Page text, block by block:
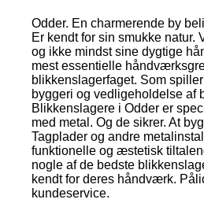
Odder. En charmerende by
Er kendt for sin smukke natur.
og ikke mindst sine dygtige
mest essentielle
blikkenslagerfaget. Som
byggeri og vedligeholdelse af
Blikkenslagere i Odder er
med metal. Og de sikrer. At
Tagplader og andre
funktionelle og æstetisk
nogle af de bedste
kendt for deres håndværk.
kundeservice.